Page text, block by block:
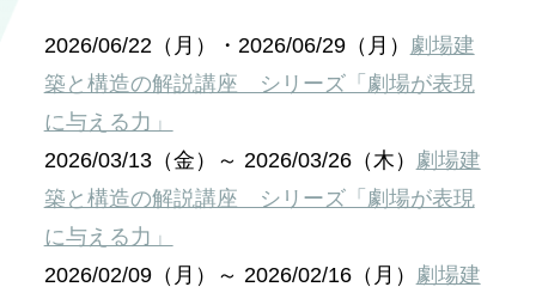
2026/06/22（月）・2026/06/29（月） 劇場建
築と構造の解説講座 シリーズ「劇場が表現
に与える力」
2026/03/13（金）～ 2026/03/26（木） 劇場建
築と構造の解説講座 シリーズ「劇場が表現
に与える力」
2026/02/09（月）～ 2026/02/16（月） 劇場建